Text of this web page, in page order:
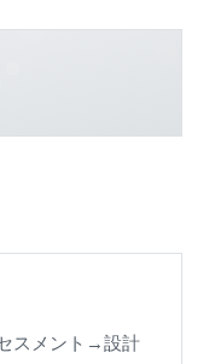
スメント→設計